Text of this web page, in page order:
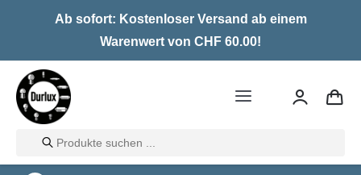
Ab sofort: Kostenloser Versand ab einem
Warenwert von CHF 60.00!
Toggle
Home
Products
search